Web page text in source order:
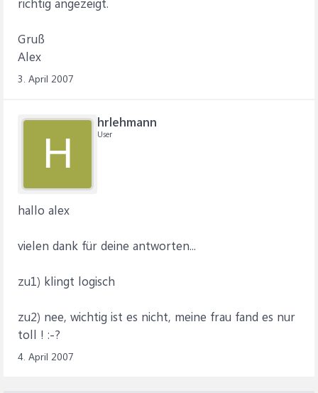
Gruß
Alex
3. April 2007
H
hrlehmann
User
hallo alex
vielen dank für deine antworten...
zu1) klingt logisch
zu2) nee, wichtig ist es nicht, meine frau fand es nur
toll ! :-?
4. April 2007